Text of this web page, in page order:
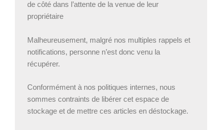
de côté dans l’attente de la venue de leur
propriétaire
Malheureusement, malgré nos multiples rappels et
notifications, personne n’est donc venu la
récupérer.
Conformément à nos politiques internes, nous
sommes contraints de libérer cet espace de
stockage et de mettre ces articles en déstockage.